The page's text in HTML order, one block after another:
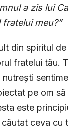
a zis lui
meu?”
din spiritul
fratelui tău.
nutrești
pe om
este
căutat ceva